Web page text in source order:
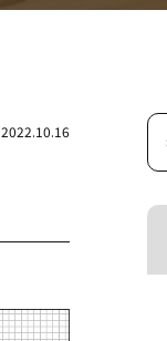
2022.10.16